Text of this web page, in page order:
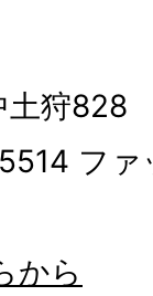
土狩828
フ
から